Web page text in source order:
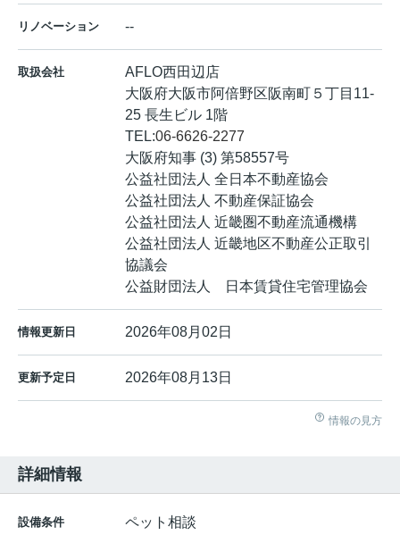
リノベーション --
取扱会社
AFLO西田辺店
大阪府大阪市阿倍野区阪南町５丁目11-
25 長生ビル 1階
TEL:06-6626-2277
大阪府知事 (3) 第58557号
公益社団法人 全日本不動産協会
公益社団法人 不動産保証協会
公益社団法人 近畿圏不動産流通機構
公益社団法人 近畿地区不動産公正取引
協議会
公益財団法人 日本賃貸住宅管理協会
情報更新日 2026年08月02日
更新予定日 2026年08月13日
情報の見方
詳細情報
設備条件
ペット相談